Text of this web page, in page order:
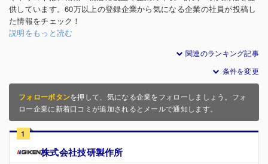
供しています。60万以上の登録企業から気になる企業の社員が投稿し
た情報をチェック！
説明をもっと読む
関連のランキング記事
条件を変更
フォローボタンを押して、気になる企業をフォローしましょう。フォ
ロー企業に新着口コミが追加されるとメールで通知します。
1
株式会社技研製作所